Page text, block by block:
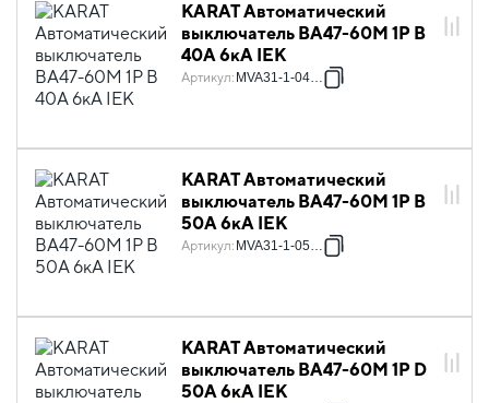
KARAT Автоматический
выключатель ВА47-60M 1P B
40А 6кА IEK
Артикул: MVA31-1-040-B
KARAT Автоматический
выключатель ВА47-60M 1P B
50А 6кА IEK
Артикул: MVA31-1-050-B
KARAT Автоматический
выключатель ВА47-60M 1P D
50А 6кА IEK